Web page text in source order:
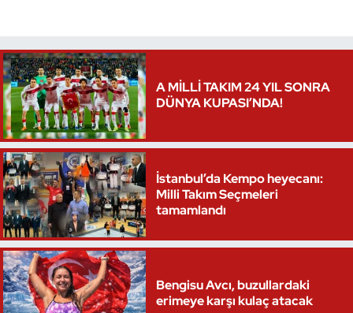
A MİLLİ TAKIM 24 YIL SONRA
DÜNYA KUPASI’NDA!
İstanbul’da Kempo heyecanı:
Milli Takım Seçmeleri
tamamlandı
Bengisu Avcı, buzullardaki
erimeye karşı kulaç atacak